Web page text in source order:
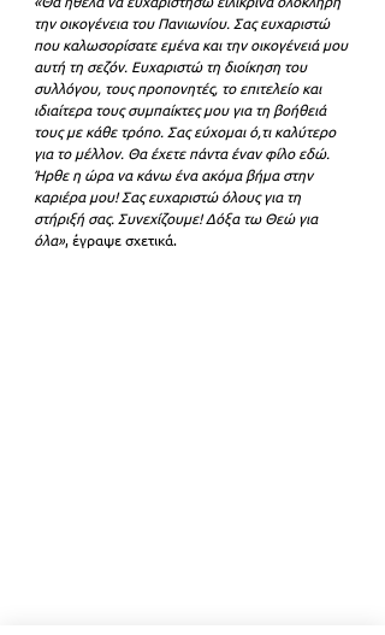
την οικογένεια του Πανιωνίου. Σας ευχαριστώ
που καλωσορίσατε εμένα και την οικογένειά μου
αυτή τη σεζόν. Ευχαριστώ τη διοίκηση του
συλλόγου, τους προπονητές, το επιτελείο και
ιδιαίτερα τους συμπαίκτες μου για τη βοήθειά
τους με κάθε τρόπο. Σας εύχομαι ό,τι καλύτερο
για το μέλλον. Θα έχετε πάντα έναν φίλο εδώ.
Ήρθε η ώρα να κάνω ένα ακόμα βήμα στην
καριέρα μου! Σας ευχαριστώ όλους για τη
στήριξή σας. Συνεχίζουμε! Δόξα τω Θεώ για
όλα», έγραψε σχετικά.